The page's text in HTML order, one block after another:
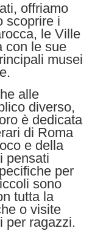
offriamo
scoprire i
le Ville
con le sue
musei
alle
diverso,
è dedicata
di Roma
e della
pensati
per
sono
tutta la
o visite
per ragazzi.